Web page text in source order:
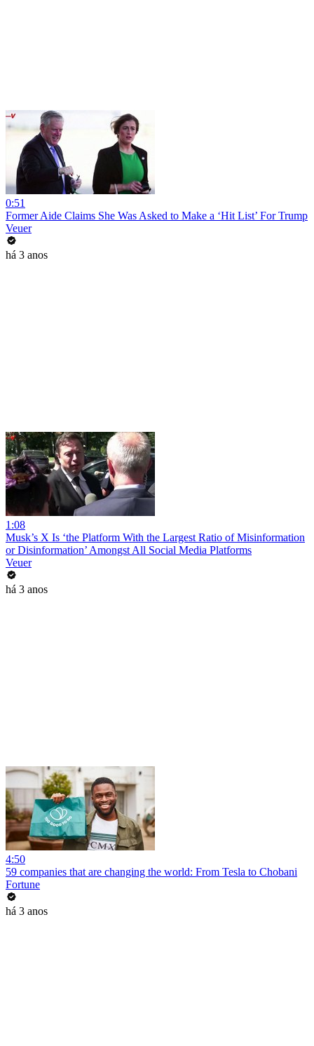
0:51
Former Aide Claims She Was Asked to Make a ‘Hit List’ For Trump
Veuer
há 3 anos
1:08
Musk’s X Is ‘the Platform With the Largest Ratio of Misinformation
or Disinformation’ Amongst All Social Media Platforms
Veuer
há 3 anos
4:50
59 companies that are changing the world: From Tesla to Chobani
Fortune
há 3 anos